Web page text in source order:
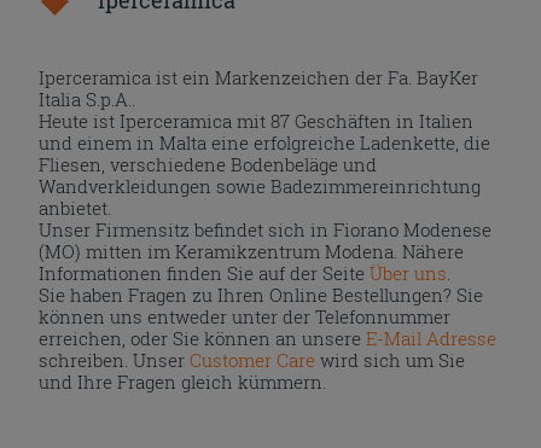
Iperceramica ist ein Markenzeichen der Fa. BayKer
Italia S.p.A..
Heute ist Iperceramica mit 87 Geschäften in Italien
und einem in Malta eine erfolgreiche Ladenkette, die
Fliesen, verschiedene Bodenbeläge und
Wandverkleidungen sowie Badezimmereinrichtung
anbietet.
Unser Firmensitz befindet sich in Fiorano Modenese
(MO) mitten im Keramikzentrum Modena. Nähere
Informationen finden Sie auf der Seite Über uns
Sie haben Fragen zu Ihren Online Bestellungen? Sie
können uns entweder unter der Telefonnummer
erreichen, oder Sie können an unsereE-Mail Adresse
schreiben. UnserCustomer Care wird sich um Sie
und Ihre Fragen gleich kümmern.